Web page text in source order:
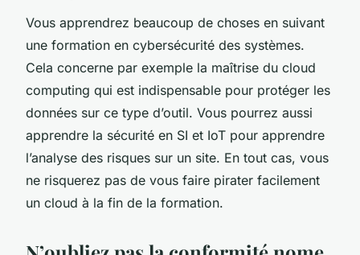
Vous apprendrez beaucoup de choses en suivant
une formation en cybersécurité des systèmes.
Cela concerne par exemple la maîtrise du cloud
computing qui est indispensable pour protéger les
données sur ce type d’outil. Vous pourrez aussi
apprendre la sécurité en SI et IoT pour apprendre
l’analyse des risques sur un site. En tout cas, vous
ne risquerez pas de vous faire pirater facilement
un cloud à la fin de la formation.